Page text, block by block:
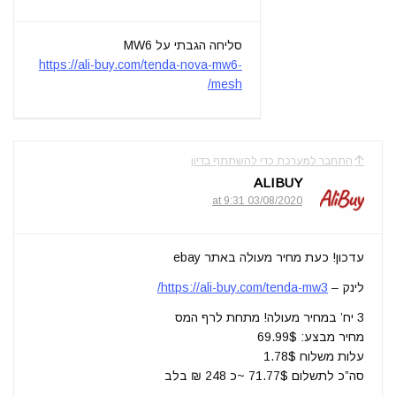
סליחה הגבתי על MW6
https://ali-buy.com/tenda-nova-mw6-
mesh/
התחבר למערכת כדי להשתתף בדיון
ALIBUY
03/08/2020 at 9:31
עדכון! כעת מחיר מעולה באתר ebay
לינק – https://ali-buy.com/tenda-mw3/
3 יח’ במחיר מעולה! מתחת לרף המס
מחיר מבצע: 69.99$
עלות משלוח 1.78$
סה”כ לתשלום 71.77$ ~כ 248 ₪ בלב